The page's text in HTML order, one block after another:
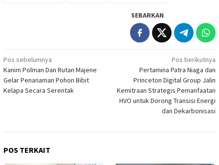
SEBARKAN
Navigasi
pos
Pos sebelumnya
Kanim Polman Dan Rutan Majene
Gelar Penanaman Pohon Bibit
Kelapa Secara Serentak
Pos berikutnya
Pertamina Patra Niaga dan
Princeton Digital Group Jalin
Kemitraan Strategis Pemanfaatan
HVO untuk Dorong Transisi Energi
dan Dekarbonisasi
POS TERKAIT